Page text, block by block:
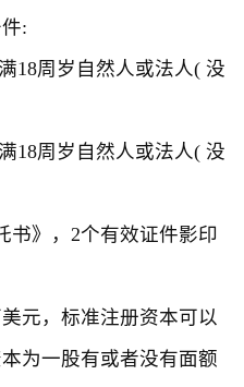
:
周岁自然人或法人( 没
周岁自然人或法人( 没
》，2个有效证件影印
元，标准注册资本可以
为一股有或者没有面额